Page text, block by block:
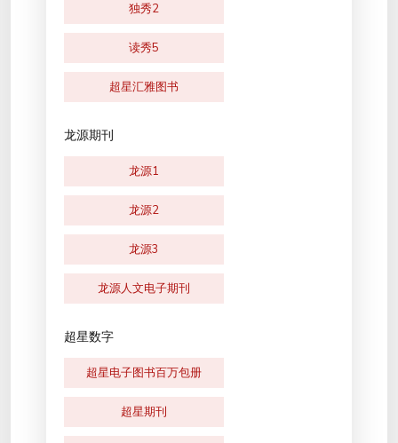
独秀2
读秀5
超星汇雅图书
龙源期刊
龙源1
龙源2
龙源3
龙源人文电子期刊
超星数字
超星电子图书百万包册
超星期刊